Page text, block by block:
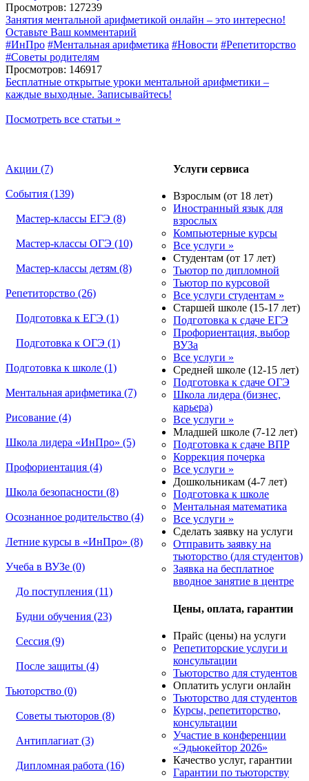
Просмотров: 127239
Занятия ментальной арифметикой онлайн – это интересно!
Оставьте Ваш комментарий
#ИнПро #Ментальная арифметика #Новости #Репетиторство
#Советы родителям
Просмотров: 146917
Бесплатные открытые уроки ментальной арифметики –
каждые выходные. Записывайтесь!
Посмотреть все статьи »
Акции (7)
События (139)
Мастер-классы ЕГЭ (8)
Мастер-классы ОГЭ (10)
Мастер-классы детям (8)
Репетиторство (26)
Подготовка к ЕГЭ (1)
Подготовка к ОГЭ (1)
Подготовка к школе (1)
Ментальная арифметика (7)
Рисование (4)
Школа лидера «ИнПро» (5)
Профориентация (4)
Школа безопасности (8)
Осознанное родительство (4)
Летние курсы в «ИнПро» (8)
Учеба в ВУЗе (0)
До поступления (11)
Будни обучения (23)
Сессия (9)
После защиты (4)
Тьюторство (0)
Советы тьюторов (8)
Антиплагиат (3)
Дипломная работа (16)
Услуги сервиса
Взрослым (от 18 лет)
Иностранный язык для
взрослых
Компьютерные курсы
Все услуги »
Студентам (от 17 лет)
Тьютор по дипломной
Тьютор по курсовой
Все услуги студентам »
Старшей школе (15-17 лет)
Подготовка к сдаче ЕГЭ
Профориентация, выбор
ВУЗа
Все услуги »
Средней школе (12-15 лет)
Подготовка к сдаче ОГЭ
Школа лидера (бизнес,
карьера)
Все услуги »
Младшей школе (7-12 лет)
Подготовка к сдаче ВПР
Коррекция почерка
Все услуги »
Дошкольникам (4-7 лет)
Подготовка к школе
Ментальная математика
Все услуги »
Сделать заявку на услуги
Отправить заявку на
тьюторство (для студентов)
Заявка на бесплатное
вводное занятие в центре
Цены, оплата, гарантии
Прайс (цены) на услуги
Репетиторские услуги и
консультации
Тьюторство для студентов
Оплатить услуги онлайн
Тьюторство для студентов
Курсы, репетиторство,
консультации
Участие в конференции
«Эдьюкейтор 2026»
Качество услуг, гарантии
Гарантии по тьюторству